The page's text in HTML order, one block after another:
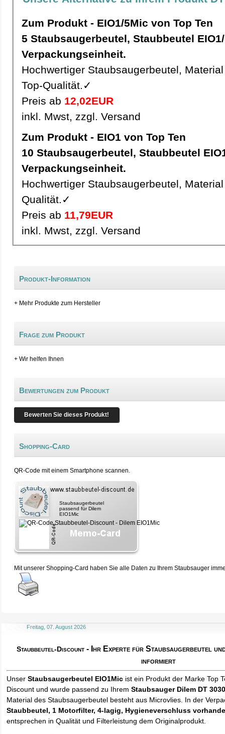
Zum Produkt - EIO1/5Mic von Top Ten
5 Staubsaugerbeutel, Staubbeutel EIO1/5Mic pro
Verpackungseinheit.
Hochwertiger Staubsaugerbeutel,
Top-Qualität.✓
Preis ab 12,02EUR
inkl. Mwst, zzgl. Versand
Zum Produkt - EIO1 von Top Ten
10 Staubsaugerbeutel, Staubbeutel EIO1 pro
Verpackungseinheit.
Hochwertiger Staubsaugerbeutel,
Qualität.✓
Preis ab 11,79EUR
inkl. Mwst, zzgl. Versand
Produkt-Information
+ Mehr Produkte zum Hersteller
Frage zum Produkt
+ Wir helfen Ihnen
Bewertungen zum Produkt
Bewerten Sie dieses Produkt!
Shopping-Card
QR-Code mit einem Smartphone scannen.
Staubsaugerbeutel
passend für Dilem
EIO1Mic
Mit unserer Shopping-Card haben Sie alle Daten zu Ihrem Staubsauger
Freitag, 07. August 2026
Staubbeutel-Discount - Ihr Experte für Staubsaugerbeutel
informiert
UnserStaubsaugerbeutel EIO1Mic ist ein Produkt der Marke Top
Discount und wurde passend zu IhremStaubsauger Dilem DT
Material des Staubsaugerbeutel besteht aus Microvlies. In der
Staubbeutel, 1 Motorfilter, 4-lagig, Hygieneverschluss
entsprechen in Qualität und Filterleistung dem Originalprodukt.